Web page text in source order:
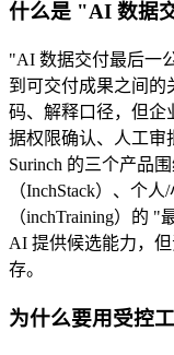
什么是 "AI 数据
"AI 数据交付最后一
到可交付成果之间的
码、解释口径，但企
据权限确认、人工审
Surinch 的三个产品
（InchStack）、个
（inchTraining）的
AI 提供候选能力，
存。
为什么要用受控